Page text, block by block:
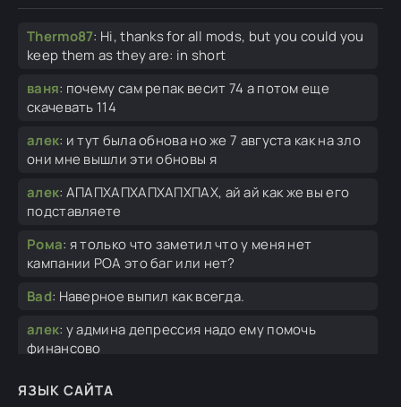
Thermo87: Hi, thanks for all mods, but you could you
keep them as they are: in short
ваня: почему сам репак весит 74 а потом еще
скачевать 114
алек: и тут была обнова но же 7 августа как на зло
они мне вышли эти обновы я
алек: АПАПХАПХАПХАПХПАХ, ай ай как же вы его
подставляете
Рома: я только что заметил что у меня нет
кампании РОА это баг или нет?
Bad: Наверное выпил как всегда.
алек: у админа депрессия надо ему помочь
финансово
алек спасибо...
ЯЗЫК САЙТА